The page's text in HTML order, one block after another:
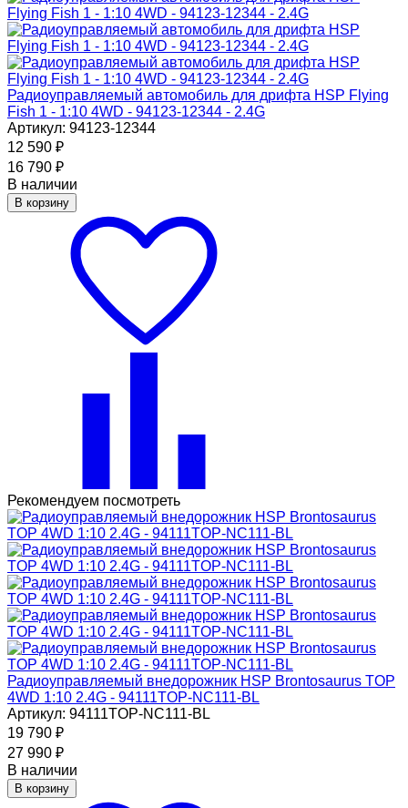
Радиоуправляемый автомобиль для дрифта HSP Flying
Fish 1 - 1:10 4WD - 94123-12344 - 2.4G
Артикул: 94123-12344
12 590 ₽
16 790 ₽
В наличии
В корзину
Рекомендуем посмотреть
Радиоуправляемый внедорожник HSP Brontosaurus TOP
4WD 1:10 2.4G - 94111TOP-NC111-BL
Артикул: 94111TOP-NC111-BL
19 790 ₽
27 990 ₽
В наличии
В корзину